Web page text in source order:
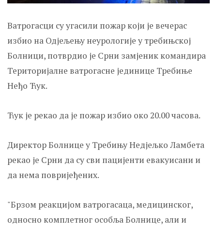
Ватрогасци су угасили пожар који је вечерас
избио на Одјељењу неурологије у требињској
Болници, потврдио је Срни замјеник командира
Територијалне ватрогасне јединице Требиње
Неђо Ћук.
Ћук је рекао да је пожар избио око 20.00 часова.
Директор Болнице у Требињу Недјељко Ламбета
рекао је Срни да су сви пацијенти евакуисани и
да нема повријеђених.
"Брзом реакцијом ватрогасаца, медицинског,
односно комплетног особља Болнице, али и